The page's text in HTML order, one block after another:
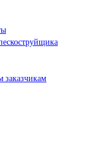
заказчикам